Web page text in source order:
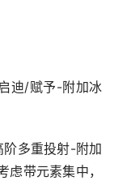
迪/赋予-附加冰
多重投射-附加
带元素集中，